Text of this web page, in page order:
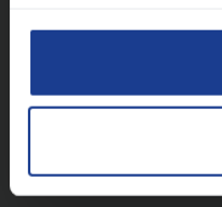
Thalia zoekt graag
Ons